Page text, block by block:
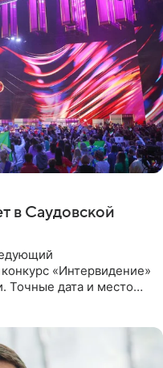
в Саудовской
«Интервидение»
Точные дата и место